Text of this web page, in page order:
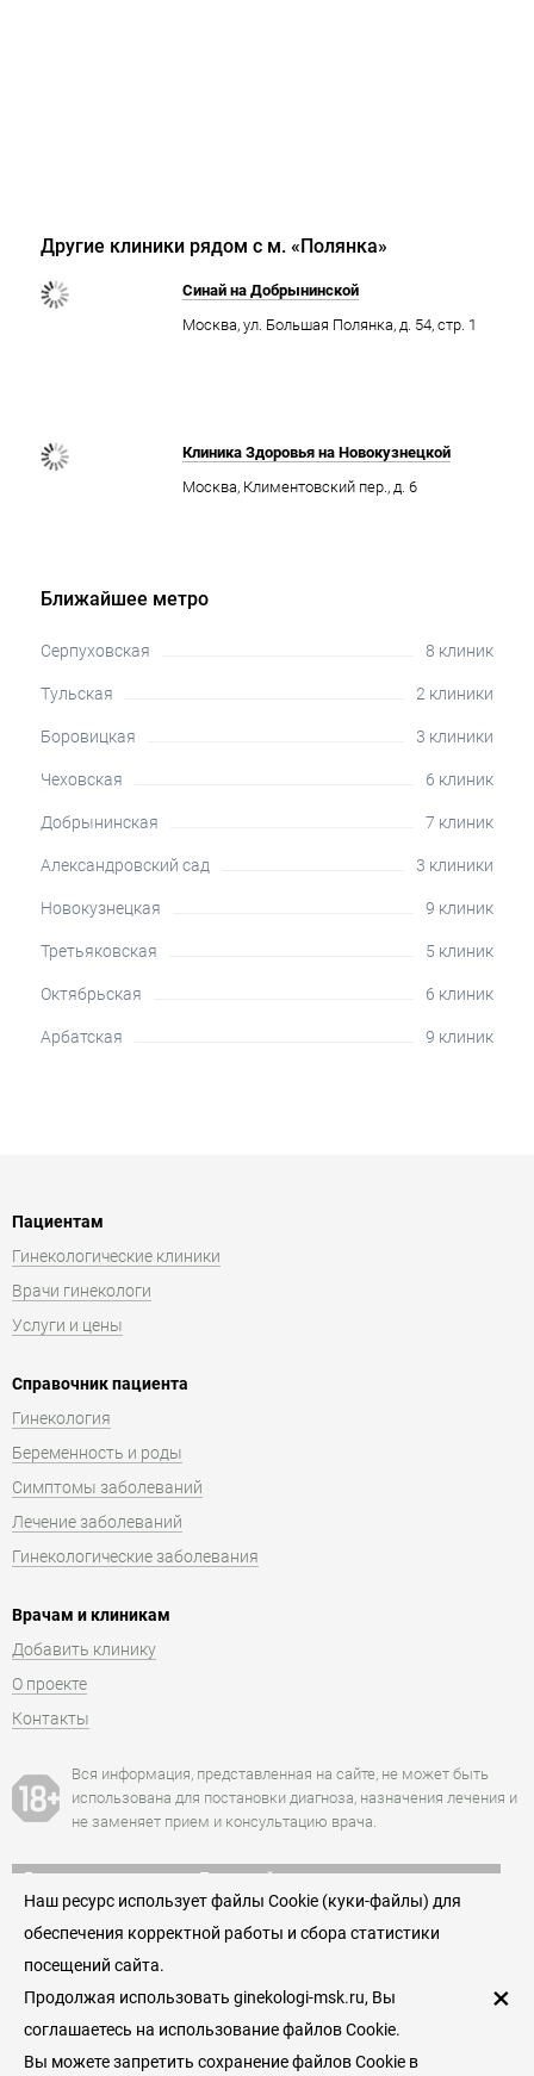
Другие клиники рядом с м. «Полянка»
Синай на Добрынинской
Москва, ул. Большая Полянка, д. 54, стр. 1
Клиника Здоровья на Новокузнецкой
Москва, Климентовский пер., д. 6
Ближайшее метро
Серпуховская 8 клиник
Тульская 2 клиники
Боровицкая 3 клиники
Чеховская 6 клиник
Добрынинская 7 клиник
Александровский сад 3 клиники
Новокузнецкая 9 клиник
Третьяковская 5 клиник
Октябрьская 6 клиник
Арбатская 9 клиник
Пациентам
Гинекологические клиники
Врачи гинекологи
Услуги и цены
Справочник пациента
Гинекология
Беременность и роды
Симптомы заболеваний
Лечение заболеваний
Гинекологические заболевания
Врачам и клиникам
Добавить клинику
О проекте
Контакты
Вся информация, представленная на сайте, не может быть
использована для постановки диагноза, назначения лечения и
не заменяет прием и консультацию врача.
Есть противопоказания. Посоветуйтесь с врачом.
+7 (495) 152-77-66
Единая служба записи к гинекологам Москвы
Пользовательское соглашение
Гинекологи — служба поиска и записи к гинекологам
Москвы
Наш ресурс использует файлы Cookie (куки-файлы) для
обеспечения корректной работы и сбора статистики
посещений сайта.
Продолжая использовать ginekologi-msk.ru, Вы
соглашаетесь на использование файлов Cookie.
Вы можете запретить сохранение файлов Cookie в
×